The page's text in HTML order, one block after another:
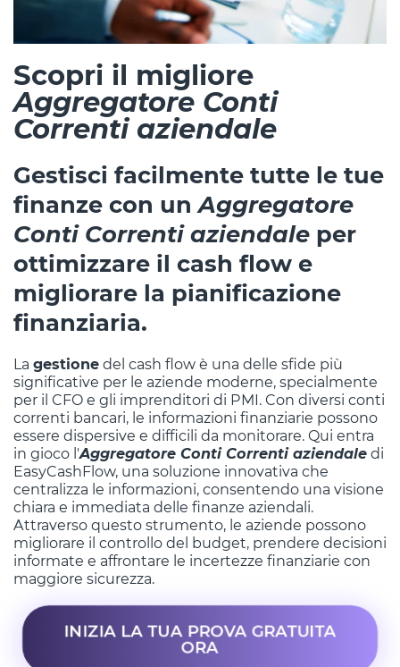
Scopri il migliore
Aggregatore Conti
Correnti aziendale
Gestisci facilmente tutte le tue
finanze con unAggregatore
Conti Correnti aziendale per
ottimizzare il cash flow e
migliorare la pianificazione
finanziaria.
La gestione del cash flow è una delle sfide più
significative per le aziende moderne, specialmente
per il CFO e gli imprenditori di PMI. Con diversi conti
correnti bancari, le informazioni finanziarie possono
essere dispersive e difficili da monitorare. Qui entra
in gioco l'Aggregatore Conti Correnti aziendale di
EasyCashFlow, una soluzione innovativa che
centralizza le informazioni, consentendo una visione
chiara e immediata delle finanze aziendali.
Attraverso questo strumento, le aziende possono
migliorare il controllo del budget, prendere decisioni
informate e affrontare le incertezze finanziarie con
maggiore sicurezza.
INIZIA LA TUA PROVA GRATUITA
ORA